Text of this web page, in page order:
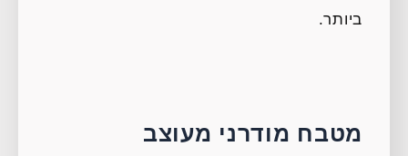
ביותר.
מטבח מודרני מעוצב